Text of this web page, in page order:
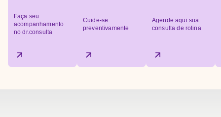
Faça seu
acompanhamento
no dr.consulta
Cuide-se
preventivamente
Agende aqui sua
consulta de rotina